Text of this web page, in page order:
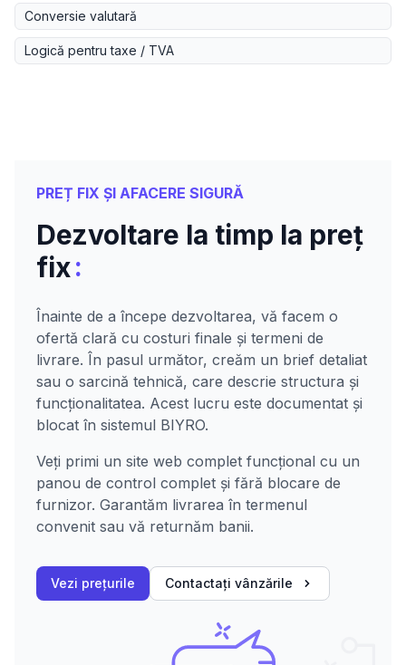
Conversie valutară
Logică pentru taxe / TVA
PREȚ FIX ȘI AFACERE SIGURĂ
Dezvoltare la timp la preț
fix:
Înainte de a începe dezvoltarea, vă facem o
ofertă clară cu costuri finale și termeni de
livrare. În pasul următor, creăm un brief detaliat
sau o sarcină tehnică, care descrie structura și
funcționalitatea. Acest lucru este documentat și
blocat în sistemul BIYRO.
Veți primi un site web complet funcțional cu un
panou de control complet și fără blocare de
furnizor. Garantăm livrarea în termenul
convenit sau vă returnăm banii.
Vezi prețurile Contactați vânzările